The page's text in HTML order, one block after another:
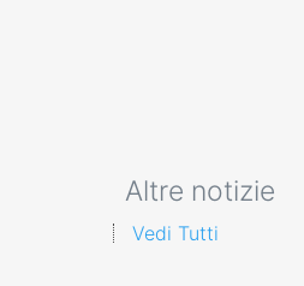
Altre notizie
Vedi Tutti